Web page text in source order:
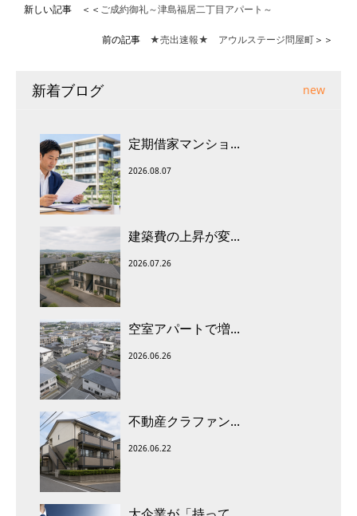
新しい記事 ＜＜ ご成約御礼～津島福居二丁目アパート～
前の記事 ★売出速報★ アウルステージ問屋町＞＞
新着ブログ new
定期借家マンショ...
2026.08.07
建築費の上昇が変...
2026.07.26
空室アパートで増...
2026.06.26
不動産クラファン...
2026.06.22